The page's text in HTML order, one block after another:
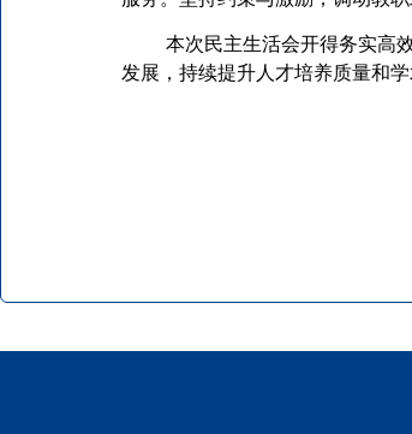
本次民主生活会开得务实高
发展，持续提升人才培养质量和